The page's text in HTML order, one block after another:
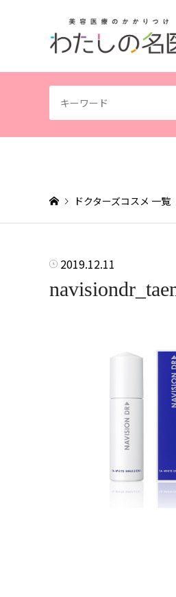
ドクターズコスメ 一覧
2019.12.11